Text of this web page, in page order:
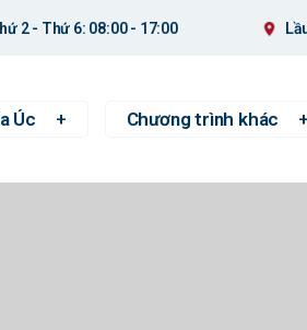
2 - Thứ 6: 08:00 - 17:00
Úc Chương trình khác